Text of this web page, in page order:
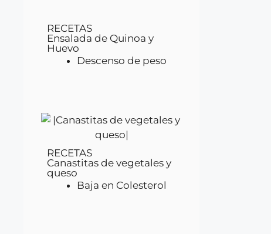
RECETAS
Ensalada de Quinoa y
Huevo
Descenso de peso
RECETAS
Canastitas de vegetales y
queso
Baja en Colesterol